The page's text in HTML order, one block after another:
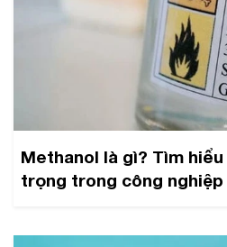
Methanol là gì? Tìm
trọng trong công nghiệp